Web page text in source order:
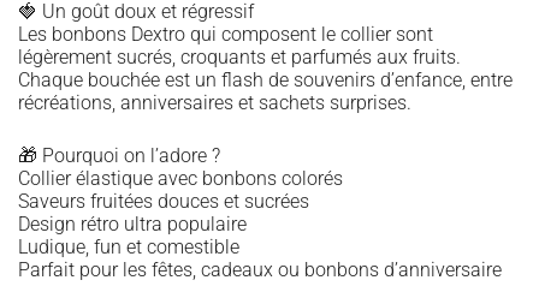
🍓 Un goût doux et régressif
Les bonbons Dextro qui composent le collier sont
légèrement sucrés, croquants et parfumés aux fruits.
Chaque bouchée est un flash de souvenirs d’enfance, entre
récréations, anniversaires et sachets surprises.
🎁 Pourquoi on l’adore ?
Collier élastique avec bonbons colorés
Saveurs fruitées douces et sucrées
Design rétro ultra populaire
Ludique, fun et comestible
Parfait pour les fêtes, cadeaux ou bonbons d’anniversaire